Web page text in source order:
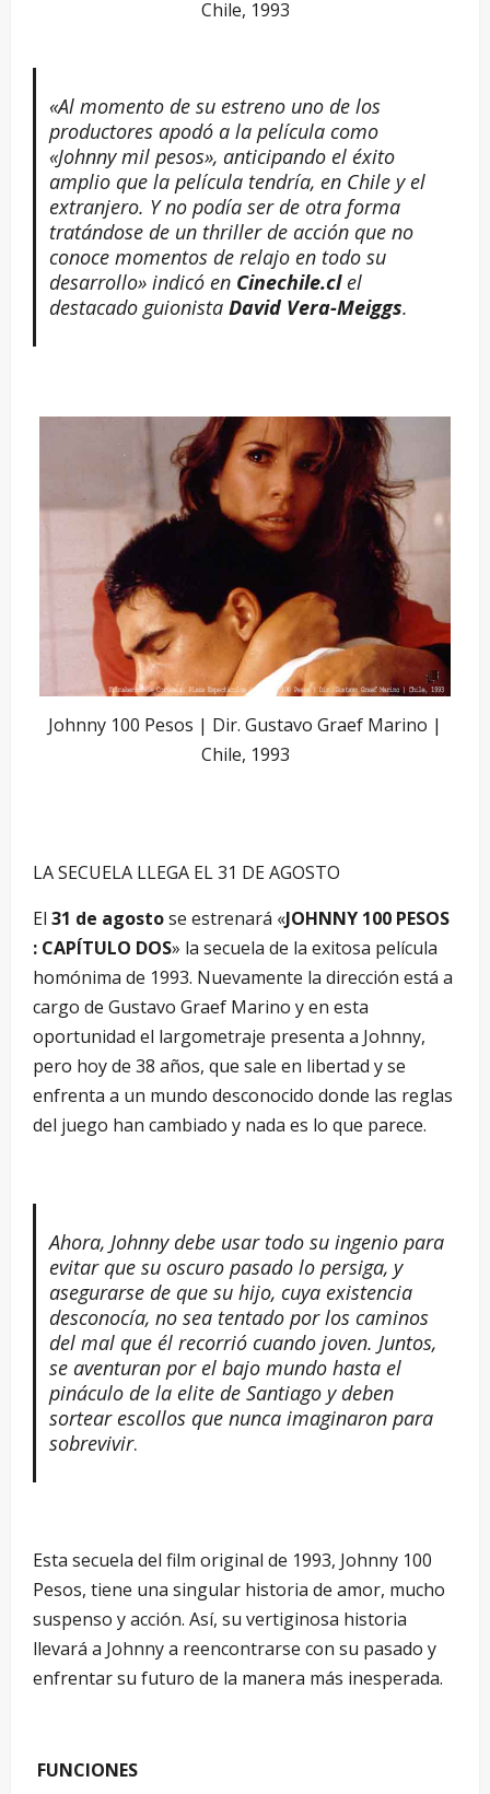
Chile, 1993
«Al momento de su estreno uno de los
productores apodó a la película como
«Johnny mil pesos», anticipando el éxito
amplio que la película tendría, en Chile y el
extranjero. Y no podía ser de otra forma
tratándose de un thriller de acción que no
conoce momentos de relajo en todo su
desarrollo» indicó en Cinechile.clel
destacado guionista David Vera-Meiggs.
Johnny 100 Pesos | Dir. Gustavo Graef Marino |
Chile, 1993
LA SECUELA LLEGA EL 31 DE AGOSTO
El 31 de agostose estrenará «JOHNNY 100 PESOS
: CAPÍTULO DOS» la secuela de la exitosa película
homónima de 1993. Nuevamente la dirección está a
cargo de Gustavo Graef Marino y en esta
oportunidad el largometraje presenta a Johnny,
pero hoy de 38 años, que sale en libertad y se
enfrenta a un mundo desconocido donde las reglas
del juego han cambiado y nada es lo que parece.
Ahora, Johnny debe usar todo su ingenio para
evitar que su oscuro pasado lo persiga, y
asegurarse de que su hijo, cuya existencia
desconocía, no sea tentado por los caminos
del mal que él recorrió cuando joven. Juntos,
se aventuran por el bajo mundo hasta el
pináculo de la elite de Santiago y deben
sortear escollos que nunca imaginaron para
sobrevivir.
Esta secuela del film original de 1993, Johnny 100
Pesos, tiene una singular historia de amor, mucho
suspenso y acción. Así, su vertiginosa historia
llevará a Johnny a reencontrarse con su pasado y
enfrentar su futuro de la manera más inesperada.
FUNCIONES